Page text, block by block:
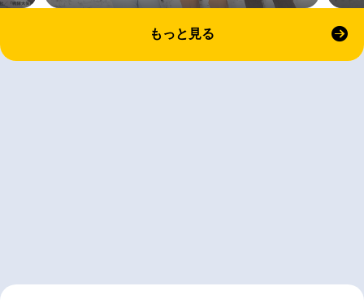
もっと見る